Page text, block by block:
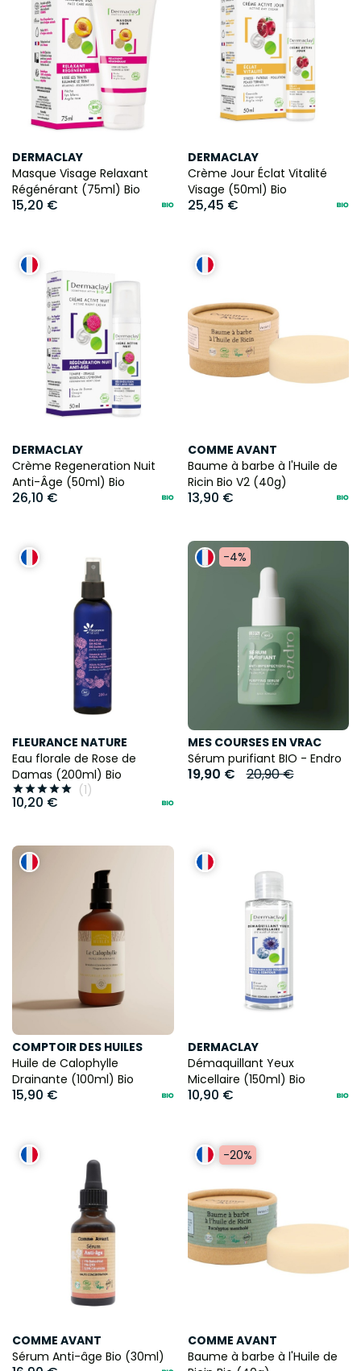
DERMACLAY
Masque Visage Relaxant
Régénérant (75ml) Bio
15,20 €
DERMACLAY
Crème Jour Éclat Vitalité
Visage (50ml) Bio
25,45 €
DERMACLAY
Crème Regeneration Nuit
Anti-Âge (50ml) Bio
26,10 €
COMME AVANT
Baume à barbe à l'Huile de
Ricin Bio V2 (40g)
13,90 €
FLEURANCE NATURE
Eau florale de Rose de
Damas (200ml) Bio
 (1)
10,20 €
-4%
MES COURSES EN VRAC
Sérum purifiant BIO - Endro
19,90 € 20,90 €
COMPTOIR DES HUILES
Huile de Calophylle
Drainante (100ml) Bio
15,90 €
DERMACLAY
Démaquillant Yeux
Micellaire (150ml) Bio
10,90 €
COMME AVANT
Sérum Anti-âge Bio (30ml)
-20%
COMME AVANT
Baume à barbe à l'Huile de